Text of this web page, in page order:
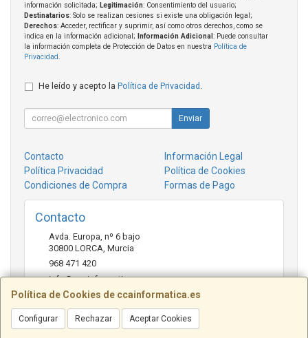
Política de Cookies de ccainformatica.es
Configurar Rechazar Aceptar Cookies
información solicitada; Legitimación: Consentimiento del usuario;
Destinatarios: Solo se realizan cesiones si existe una obligación legal;
Derechos: Acceder, rectificar y suprimir, así como otros derechos, como se
indica en la información adicional;
Información Adicional : Puede consultar
la información completa de Protección de Datos en nuestra Política de
Privacidad
He leído y acepto la Política de Privacidad
Enviar
Contacto
Información Legal
Política Privacidad
Política de Cookies
Condiciones de Compra
Formas de Pago
Contacto
Avda. Europa, nº 6 bajo
30800 LORCA Murcia
968 471 420
info@ccainformatica.es
Horario